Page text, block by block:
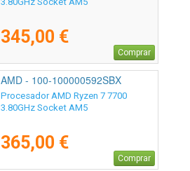
345,00 €
Comprar
AMD - 100-100000592SBX
Procesador AMD Ryzen 7 7700
3.80GHz Socket AM5
365,00 €
Comprar